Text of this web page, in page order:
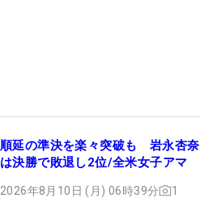
順延の準決を楽々突破も 岩永杏奈
は決勝で敗退し2位/全米女子アマ
2026年8月10日 (月) 06時39分 1